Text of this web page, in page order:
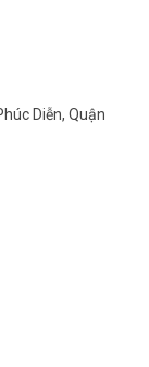
Diễn, Quận